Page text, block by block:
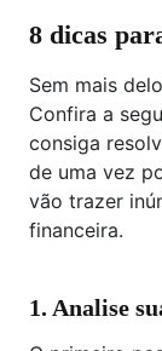
8 dicas
Sem mais
Confira a
consiga
de uma vez
vão trazer
financeira.
1. Analise